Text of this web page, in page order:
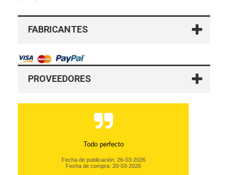
FABRICANTES
PROVEEDORES
Todo perfecto
Fecha de publicación: 26-03-2026
Fecha de compra: 20-03-2026